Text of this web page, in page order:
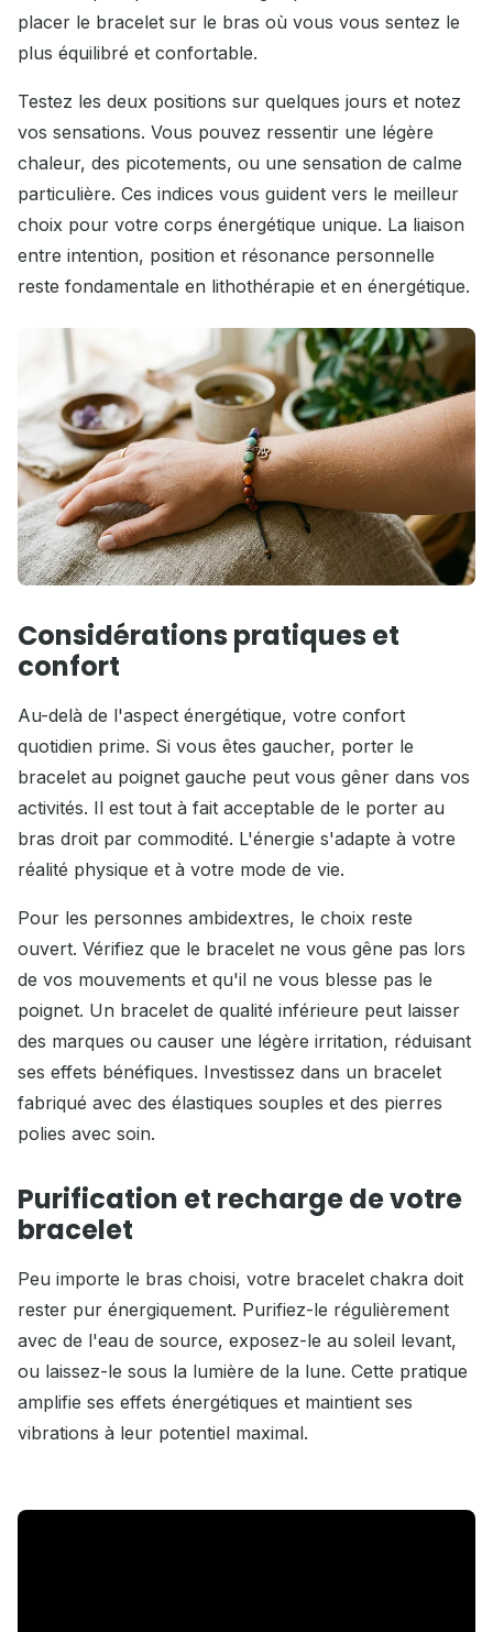
placer le bracelet sur le bras où vous vous sentez le
plus équilibré et confortable.
Testez les deux positions sur quelques jours et notez
vos sensations. Vous pouvez ressentir une légère
chaleur, des picotements, ou une sensation de calme
particulière. Ces indices vous guident vers le meilleur
choix pour votre corps énergétique unique. La liaison
entre intention, position et résonance personnelle
reste fondamentale en lithothérapie et en énergétique.
Considérations pratiques et
confort
Au-delà de l'aspect énergétique, votre confort
quotidien prime. Si vous êtes gaucher, porter le
bracelet au poignet gauche peut vous gêner dans vos
activités. Il est tout à fait acceptable de le porter au
bras droit par commodité. L'énergie s'adapte à votre
réalité physique et à votre mode de vie.
Pour les personnes ambidextres, le choix reste
ouvert. Vérifiez que le bracelet ne vous gêne pas lors
de vos mouvements et qu'il ne vous blesse pas le
poignet. Un bracelet de qualité inférieure peut laisser
des marques ou causer une légère irritation, réduisant
ses effets bénéfiques. Investissez dans un bracelet
fabriqué avec des élastiques souples et des pierres
polies avec soin.
Purification et recharge de votre
bracelet
Peu importe le bras choisi, votre bracelet chakra doit
rester pur énergiquement. Purifiez-le régulièrement
avec de l'eau de source, exposez-le au soleil levant,
ou laissez-le sous la lumière de la lune. Cette pratique
amplifie ses effets énergétiques et maintient ses
vibrations à leur potentiel maximal.